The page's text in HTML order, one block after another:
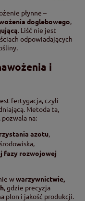
płynne –
doglebowego,
. Liść nie jest
odpowiadających
i
fertygacja, czyli
Metoda ta,
na:
azotu
fazy rozwojowej
wwarzywnictwie,
, gdzie precyzja
plon i jakość produkcji.